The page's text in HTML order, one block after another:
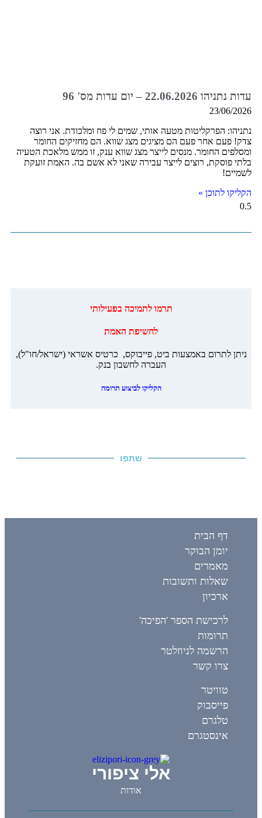
עדות נתניהו 22.06.2026 – יום עדות מס' 96
23/06/2026
נתניהו: הפרקליטות מטעה אותי, שמים לי פח ומלכודת. אני רוצה
צדק! פעם אחר פעם הם מציגים מצג שווא. הם מחזיקים החומר
ומסלפים החומר. מנסים לייצר מצג שווא ענק, זו ממש מלאכת הטעיה
בלתי פוסקת, רוצים לייצר עבירה שאני לא אשם בה. האמת זועקת
לשמיים!
הקליקו לתוכן »
‏תרמו לתמיכה בפעילותי
לחשיפת האמת
ניתן לתרום באמצעות ביט, פייבוקס, כרטיס אשראי (ישראל/חו"ל),
העברה לחשבון בנק.
הקליקו לביצוע תרומה
שתפו
דף הבית
יומן הבוקר
מאמרים
שאלות ותשובות
ארכיון
לרכישת הספר 'הפיכה'
תרומות
הרשמה לניוזלטר
צרו קשר
טוויטר
פייסבוק
טלגרם
אינסטגרם
אלי ציפורי
אודות